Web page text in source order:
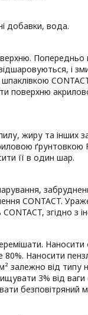
добавки, вода.
і
поверхню
жиру та інших
її в один шар.
CONTACT.
згідно з
Наносити
80%. Наносити
залежно від типу
3% від
безповітряний